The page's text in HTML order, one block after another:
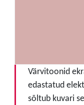
Värvitoonid
edastatud
sõltub kuvari